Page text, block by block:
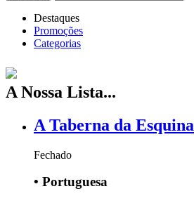
Destaques
Promoções
Categorias
A Nossa Lista...
A Taberna da Esquina
Fechado
• Portuguesa